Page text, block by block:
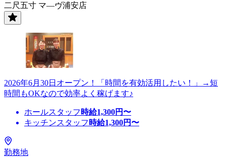
二尺五寸 マ―ヴ浦安店
2026年6月30日オープン！「時間を有効活用したい！」→短
時間もOKなので効率よく稼げます♪
ホールスタッフ 時給1,300円〜
キッチンスタッフ 時給1,300円〜
勤務地